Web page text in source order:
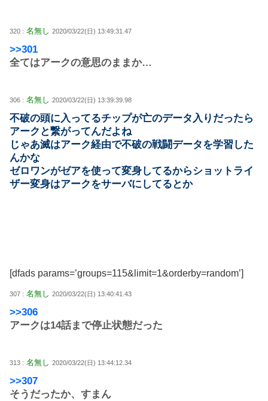
320 : 名無し 2020/03/22(日) 13:49:31.47
>>301
全てはアークの意思のままか…
306 : 名無し 2020/03/22(日) 13:39:39.98
不破の頭に入ってるチップが亡のデータ入りだったら
アークと繋がってんだよね
じゃあ滅はアーク経由で不破の戦闘データを学習した
んかな
ゼロワンがゼアを使って変身してるからショットライ
ザー変身はアークをサーバにしてるとか
[dfads params=’groups=115&limit=1&orderby=random’]
307 : 名無し 2020/03/22(日) 13:40:41.43
>>306
アークは14話まで停止状態だった
313 : 名無し 2020/03/22(日) 13:44:12.34
>>307
そうだったか、すまん